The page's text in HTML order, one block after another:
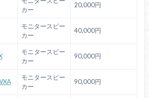
カー
20,000円
モニタースピー
カー
40,000円
モニタースピー
カー
90,000円
モニタースピー
カー
90,000円